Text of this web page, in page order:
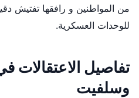
من المواطنين و رافقها تفتيش
للوحدات العسكرية.
تفاصيل الاعتقالات
وسلفيت